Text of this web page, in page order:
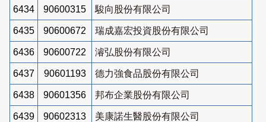
6434 90600315 駿向股份有限公司
6435 90600672 瑞成嘉宏投資股份有限公司
6436 90600722 濬弘股份有限公司
6437 90601193 德力強食品股份有限公司
6438 90601356 邦布企業股份有限公司
6439 90602313 美康諾生醫股份有限公司